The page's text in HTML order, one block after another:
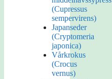
(Cupressus
sempervirens)
Japanseder
(Cryptomeria
japonica)
Vårkrokus
(Crocus
vernus)